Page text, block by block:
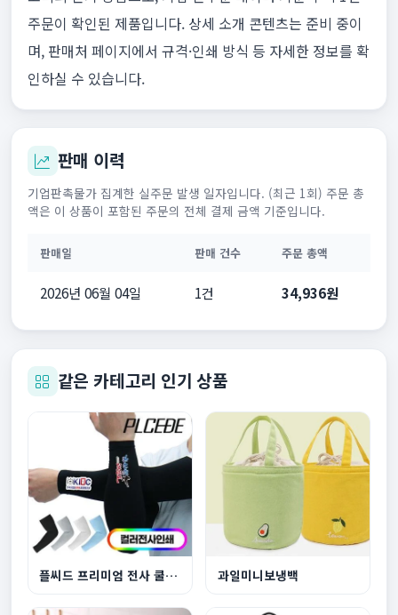
주문이 확인된 제품입니다. 상세 소개 콘텐츠는 준비 중이
며, 판매처 페이지에서 규격·인쇄 방식 등 자세한 정보를 확
인하실 수 있습니다.
판매 이력
기업판촉물가 집계한 실주문 발생 일자입니다. (최근 1회) 주문 총
액은 이 상품이 포함된 주문의 전체 결제 금액 기준입니다.
판매일 판매 건수 주문 총액
2026년 06월 04일 1건 34,936원
같은 카테고리 인기 상품
플씨드 프리미엄 전사 쿨토시풀컬러 과일미니보냉백